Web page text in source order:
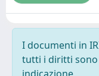
I documenti in
tutti i diritti sono